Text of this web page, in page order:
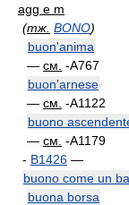
agg e m
(тж. BONO)
buon'anima
— см. -A767
buon'arnese
— см. -A1122
buono
— см. -A1179
- B1426 —
buono come un
buona borsa